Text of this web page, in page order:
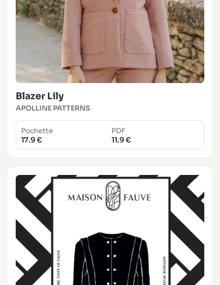
Blazer Lily
APOLLINE PATTERNS
Pochette
17.9 €
PDF
11.9 €